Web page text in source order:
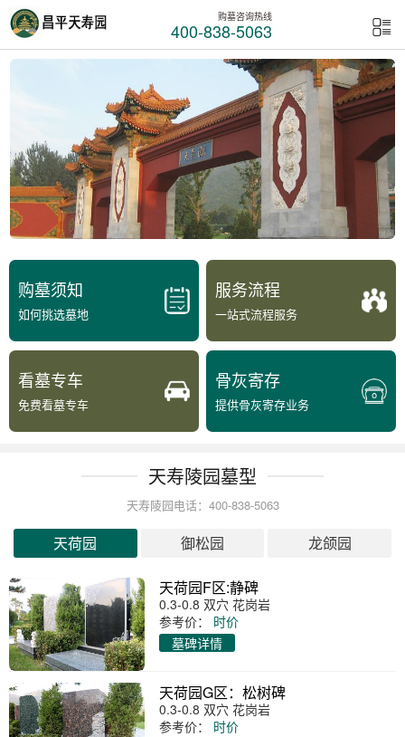
购墓咨询热线
400-838-5063
购墓须知
如何挑选墓地
服务流程
一站式流程服务
看墓专车
免费看墓专车
骨灰寄存
提供骨灰寄存业务
天寿陵园墓型
天寿陵园电话：400-838-5063
天荷园 御松园 龙颌园
天荷园F区:静碑
0.3-0.8 双穴 花岗岩
参考价：
时价
墓碑详情
天荷园G区：松树碑
0.3-0.8 双穴 花岗岩
参考价：
时价